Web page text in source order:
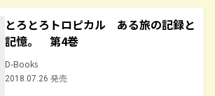
とろとろトロピカル ある旅の記録と
記憶。 第4巻
D-Books
2018.07.26 発売